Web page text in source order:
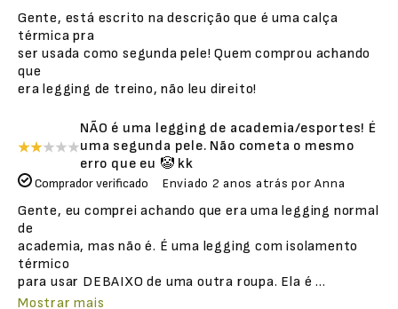
Gente, está escrito na descrição que é uma calça
térmica pra
ser usada como segunda pele! Quem comprou achando
que
era legging de treino, não leu direito!
NÃO é uma legging de academia/esportes! É
uma segunda pele. Não cometa o mesmo
erro que eu 🤡 kk
Comprador verificado Enviado 2 anos atrás por Anna
Gente, eu comprei achando que era uma legging normal
de
academia, mas não é. É uma legging com isolamento
térmico
para usar DEBAIXO de uma outra roupa. Ela é...
Mostrar mais